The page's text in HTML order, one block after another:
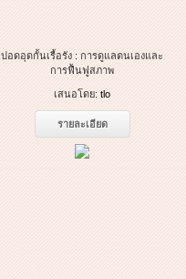
ปอดอุดกั้นเรื้อรัง : การดูแลตนเองและ
การฟื้นฟูสภาพ
เสนอโดย: tlo
รายละเอียด